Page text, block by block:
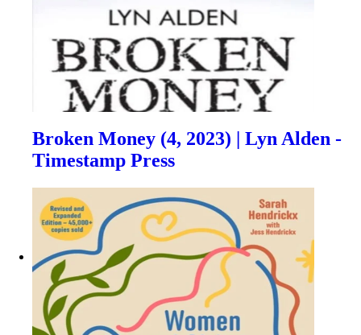
Broken Money (4, 2023) | Lyn Alden -
Timestamp Press